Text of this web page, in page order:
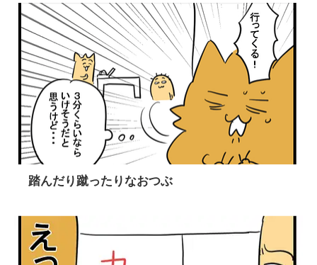
踏んだり蹴ったりなおつぶ